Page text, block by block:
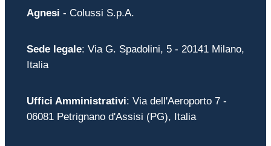
Agnesi - Colussi S.p.A.
Sede legale: Via G. Spadolini, 5 - 20141 Milano,
Italia
Uffici Amministrativi: Via dell'Aeroporto 7 -
06081 Petrignano d'Assisi (PG), Italia